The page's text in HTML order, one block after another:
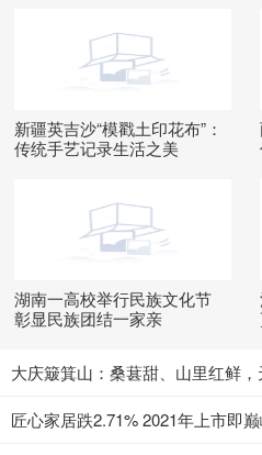
新疆英吉沙“模戳土印花布”：
传统手艺记录生活之美
湖南一高校举行民族文化节
彰显民族团结一家亲
大庆簸箕山：桑葚甜、山里红鲜
匠心家居跌2.71% 2021年上市即